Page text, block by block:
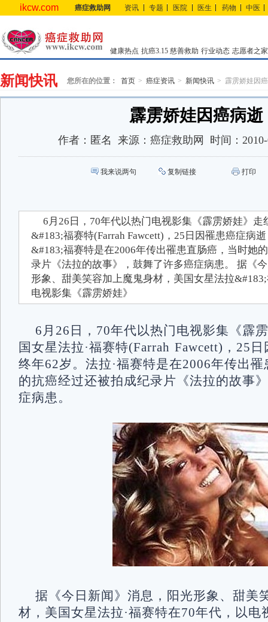
ikcw.com 癌症救助网 资讯 专题 医院 医生 药物 中医
健康热点 抗癌3.15 慈善救助 行业动态 志愿者之家
新闻快讯 您所在的位置： 首页 癌症资讯 新闻快讯 霹雳娇娃因
霹雳娇娃因癌病逝
作者： 匿名 来源： 癌症救助网 时间：
我来说两句 复制链接 打印
6月26日，70年代以热门电视影集《霹雳娇娃》走
&#183;福赛特(Farrah Fawcett)，25日因罹患癌症病
&#183;福赛特是在2006年传出罹患直肠癌，当时她
录片《法拉的故事》，鼓舞了许多癌症病患。 据《
形象、甜美笑容加上魔鬼身材，美国女星法拉
电视影集《霹雳娇娃》
6月26日，70年代以热门电视影集《霹
国女星法拉·福赛特(Farrah Fawcett)，25
终年62岁。法拉·福赛特是在2006年传出
的抗癌经过还被拍成纪录片《法拉的故事
症病患。
据《今日新闻》消息，阳光形象、甜美
材，美国女星法拉·福赛特在70年代，以电